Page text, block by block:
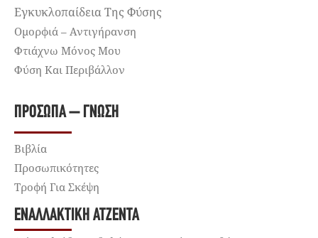
Εγκυκλοπαίδεια Της Φύσης
Ομορφιά – Αντιγήρανση
Φτιάχνω Μόνος Μου
Φύση Και Περιβάλλον
ΠΡΌΣΩΠΑ – ΓΝΏΣΗ
Βιβλία
Προσωπικότητες
Τροφή Για Σκέψη
ΕΝΑΛΛΑΚΤΙΚΉ ΑΤΖΈΝΤΑ